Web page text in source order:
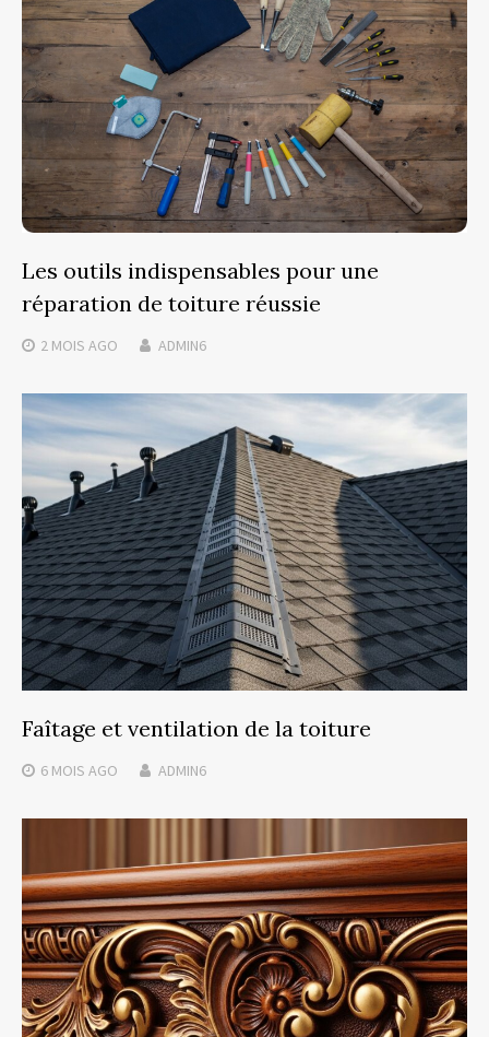
Les outils indispensables pour une
réparation de toiture réussie
2 MOIS AGO ADMIN6
Faîtage et ventilation de la toiture
6 MOIS AGO ADMIN6